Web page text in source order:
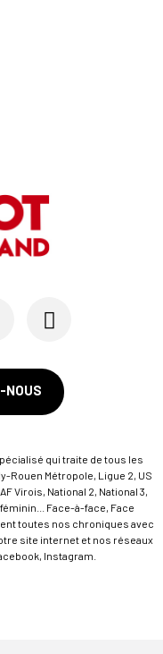
frapper un gr...
de...
NOUS
qui traite de tous les
Rouen Métropole, Ligue 2, US
Virois, National 2, National 3,
Face-à-face, Face
toutes nos chroniques avec
site internet et nos réseaux
Instagram.